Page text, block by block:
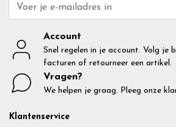
Account
Snel regelen in je account. Volg je
facturen of retourneer een artikel.
Vragen?
We helpen je graag. Pleeg onze
Klantenservice